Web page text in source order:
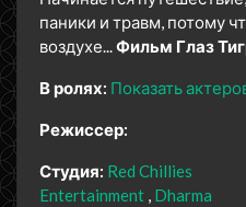
паники и травм, потому
воздухе...Фильм Глаз
В ролях: Показать
Режиссер:
Студия: Red Chillies
Entertainment Dharma